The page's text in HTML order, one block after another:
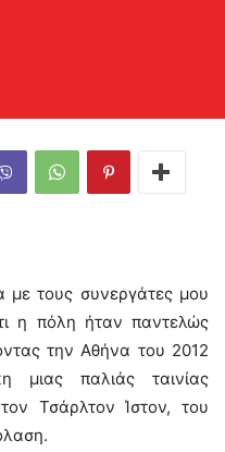
τους συνεργάτες μου
η πόλη ήταν παντελώς
την Αθήνα του 2012
παλιάς ταινίας
Τσάρλτον Ίστον, του